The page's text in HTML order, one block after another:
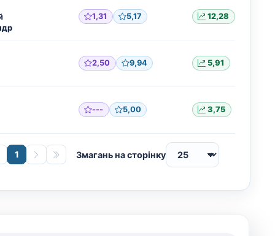
1,31 5,17 12,28
2,50 9,94 5,91
--- 5,00 3,75
1 Змагань на сторінку